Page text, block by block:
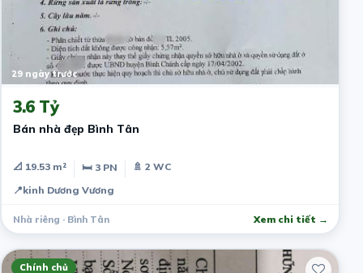
29 ngày trước
3.6 Tỷ
Bán nhà đẹp Bình Tân
📐 19.53 m² 🛏 3 PN
🚿 2 WC
📍kinh Dương Vương
Nhà riêng · Bình Tân Xem chi tiết →
Chính chủ